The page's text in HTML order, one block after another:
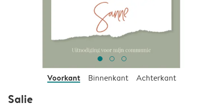
Voorkant Binnenkant Achterkant
Salie